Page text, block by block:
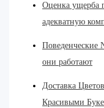
Оценка ущерба
адекватную
Поведенческие
они работают
Доставка
Красивыми